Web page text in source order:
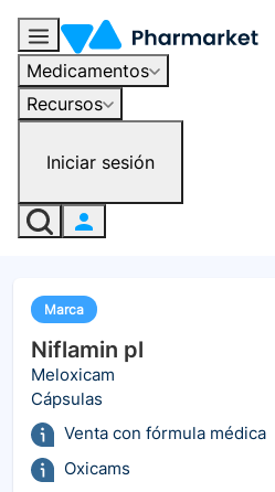
Medicamentos
Recursos
Iniciar sesión
Marca
Niflamin pl
Meloxicam
Cápsulas
Venta con fórmula médica
Oxicams